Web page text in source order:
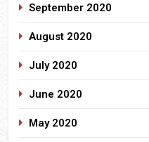
September 2020
August 2020
July 2020
June 2020
May 2020